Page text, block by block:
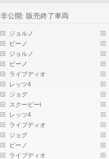
Twitter
で
共
有
(新
し
い
ウ
ィ
ン
ド
ウ
で
開
き
ま
す)
に
は
ク
リ
ク
し
て
く
だ
さ
い
(新
し
い
ウ
ィ
ド
ウ
で
開
き
ま
す)
Google+
で
共
有
ウ
で
す)
非公開: 販売終了車両
ジョルノ
ビーノ
ジョルノ
ビーノ
ライブディオ
レッツ4
ジョグ
スクーピーi
レッツ4
ライブディオ
ジョグ
ビーノ
ライブディオ